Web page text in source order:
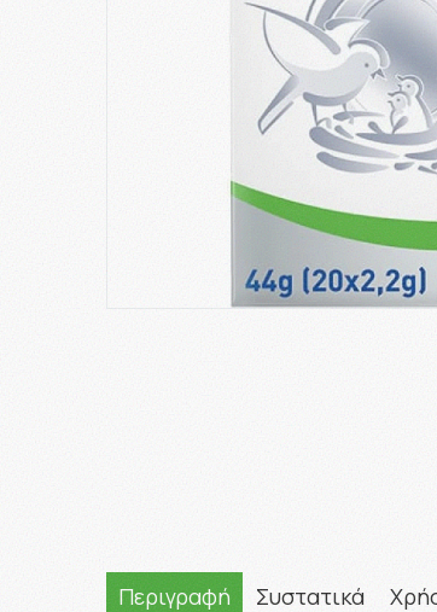
Περιγραφή Συστατικά